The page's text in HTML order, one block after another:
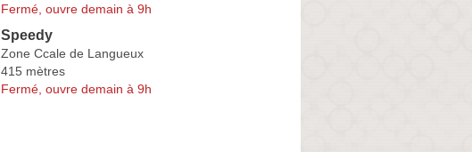
Fermé, ouvre demain à 9h
Speedy
Zone Ccale de Langueux
415 mètres
Fermé, ouvre demain à 9h